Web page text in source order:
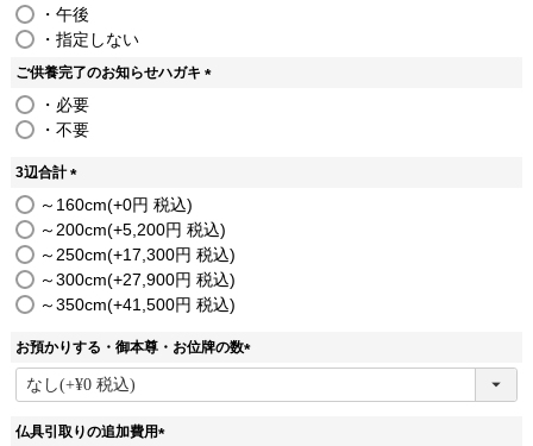
・午後
・指定しない
ご供養完了のお知らせハガキ
・必要
・不要
3辺合計
(
須
)
～160cm +0
税込
～200cm +5,200
税込
～250cm +17,300
税込
～300cm +27,900
税込
～350cm +41,500 税込
お預かりする・御本尊・お位牌の数
(
仏具引取りの追加費用